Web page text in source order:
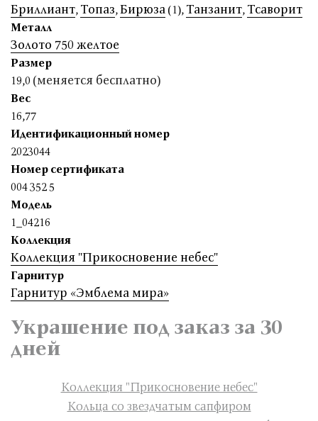
Бриллиант, Топаз,Бирюза (1), Танзанит, Тсаворит
Металл
Золото 750 желтое
Размер
19,0 (меняется бесплатно)
Вес
16,77
Идентификационный номер
2023044
Номер сертификата
004 352 5
Модель
1_04216
Коллекция
Коллекция "Прикосновение небес"
Гарнитур
Гарнитур «Эмблема мира»
Украшение под заказ за 30
дней
Коллекция "Прикосновение небес"
Кольца со звездчатым сапфиром